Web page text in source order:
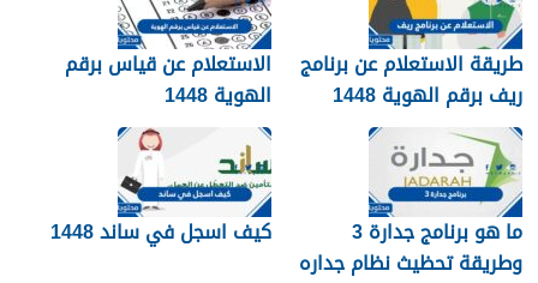
طريقة الاستعلام عن برنامج
ريف برقم الهوية 1448
الاستعلام عن قياس برقم
الهوية 1448
services.qiyas.sa
ما هو برنامج جدارة 3
وطريقة تحظيث نظام جداره
كيف اسجل في ساند 1448